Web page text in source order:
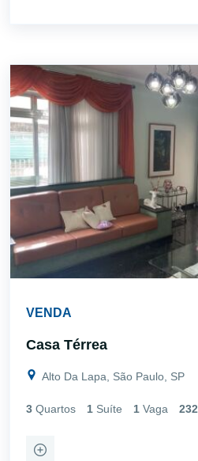
VENDA
Casa Térrea
Alto Da Lapa, São Paulo, SP
3 Quartos 1 Suíte 1 Vaga 232